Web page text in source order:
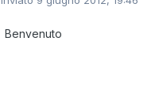
Benvenuto